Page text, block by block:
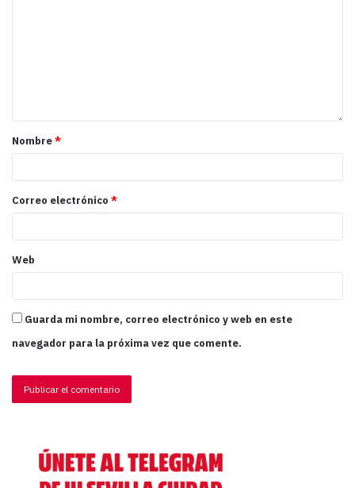
Nombre*
Correo electrónico *
Web
Guarda mi nombre, correo electrónico y web en este
navegador para la próxima vez que comente.